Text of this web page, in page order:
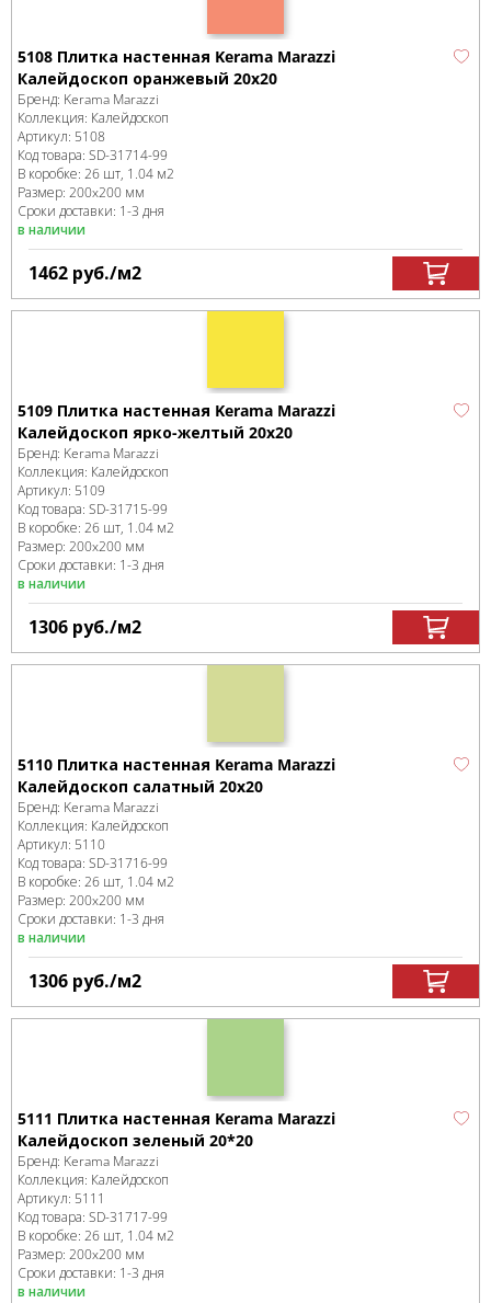
5108 Плитка настенная Kerama Marazzi
Калейдоскоп оранжевый 20х20
Бренд: Kerama Marazzi
Коллекция: Калейдоскоп
Артикул: 5108
Код товара: SD-31714-99
В коробке: 26 шт, 1.04 м2
Размер: 200x200 мм
Сроки доставки: 1-3 дня
в наличии
1462 руб./м2
5109 Плитка настенная Kerama Marazzi
Калейдоскоп ярко-желтый 20x20
Бренд: Kerama Marazzi
Коллекция: Калейдоскоп
Артикул: 5109
Код товара: SD-31715-99
В коробке: 26 шт, 1.04 м2
Размер: 200x200 мм
Сроки доставки: 1-3 дня
в наличии
1306 руб./м2
5110 Плитка настенная Kerama Marazzi
Калейдоскоп салатный 20х20
Бренд: Kerama Marazzi
Коллекция: Калейдоскоп
Артикул: 5110
Код товара: SD-31716-99
В коробке: 26 шт, 1.04 м2
Размер: 200x200 мм
Сроки доставки: 1-3 дня
в наличии
1306 руб./м2
5111 Плитка настенная Kerama Marazzi
Калейдоскоп зеленый 20*20
Бренд: Kerama Marazzi
Коллекция: Калейдоскоп
Артикул: 5111
Код товара: SD-31717-99
В коробке: 26 шт, 1.04 м2
Размер: 200x200 мм
Сроки доставки: 1-3 дня
в наличии